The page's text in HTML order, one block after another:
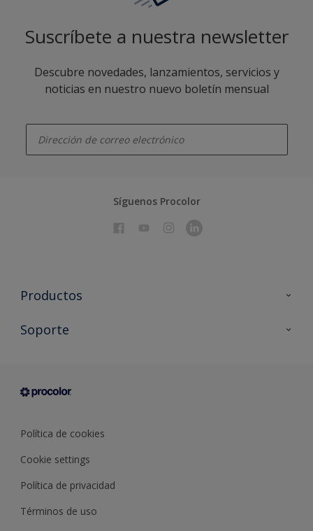
Suscríbete a nuestra newsletter
Descubre novedades, lanzamientos, servicios y
noticias en nuestro nuevo boletín mensual
Síguenos Procolor
Productos
Todos los productos
Condiciones generales de venta
Soporte
Sobre Procolor
Política de cookies
Cookie settings
Política de privacidad
Términos de uso